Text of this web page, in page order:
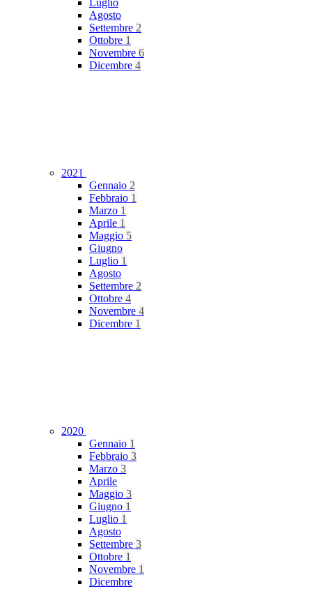
Luglio
Agosto
Settembre 2
Ottobre 1
Novembre 6
Dicembre 4
2021
Gennaio 2
Febbraio 1
Marzo 1
Aprile 1
Maggio 5
Giugno
Luglio 1
Agosto
Settembre 2
Ottobre 4
Novembre 4
Dicembre 1
2020
Gennaio 1
Febbraio 3
Marzo 3
Aprile
Maggio 3
Giugno 1
Luglio 1
Agosto
Settembre 3
Ottobre 1
Novembre 1
Dicembre